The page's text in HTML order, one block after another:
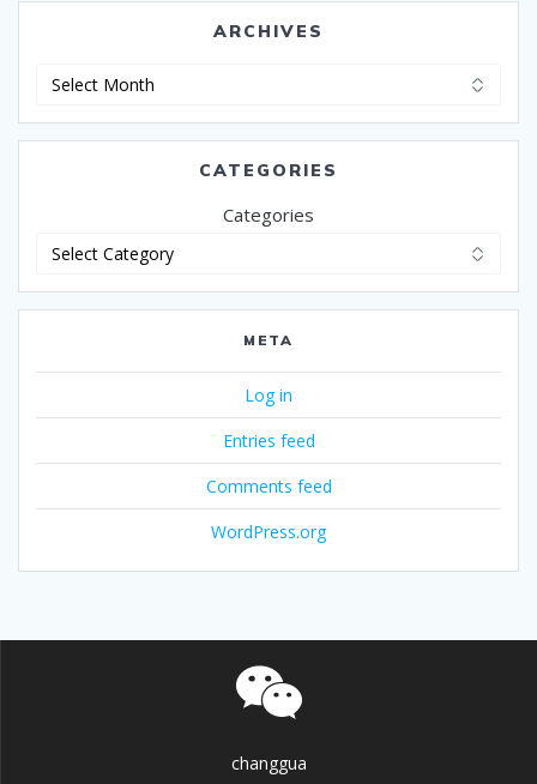
ARCHIVES
Archives
CATEGORIES
Categories
META
Log in
Entries feed
Comments feed
WordPress.org
changgua